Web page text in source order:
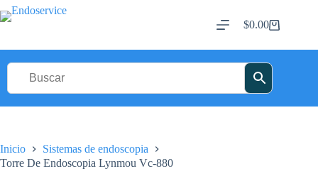
Saltar
al
Carro
$0.00
Inicio
Sistemas de endoscopia
Torre De Endoscopia Lynmou Vc-880